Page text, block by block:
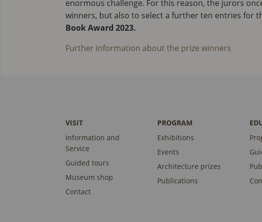
enormous challenge. For this reason, the jurors
winners, but also to select a further ten entries for
Book Award 2023.
Further information about the prize winners
VISIT
Information and
Service
Guided tours
Museum shop
Contact
PROGRAM
Exhibitions
Events
Architecture prizes
Publications